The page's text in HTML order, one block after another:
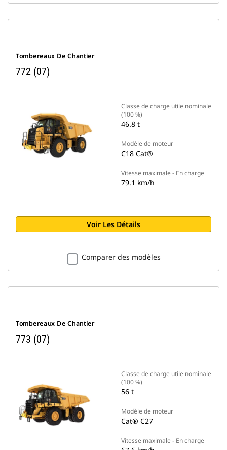
Tombereaux De Chantier
772 (07)
Classe de charge utile nominale
(100 %)
46.8 t
Modèle de moteur
C18 Cat®
Vitesse maximale - En charge
79.1 km/h
Voir Les Détails
Comparer des modèles
Tombereaux De Chantier
773 (07)
Classe de charge utile nominale
(100 %)
56 t
Modèle de moteur
Cat® C27
Vitesse maximale - En charge